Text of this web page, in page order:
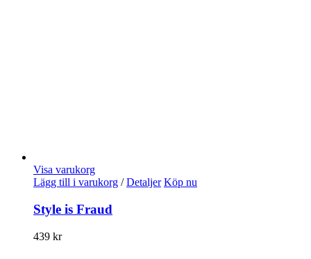
Visa varukorg
Lägg till i varukorg / Detaljer Köp nu
Style is Fraud
439 kr